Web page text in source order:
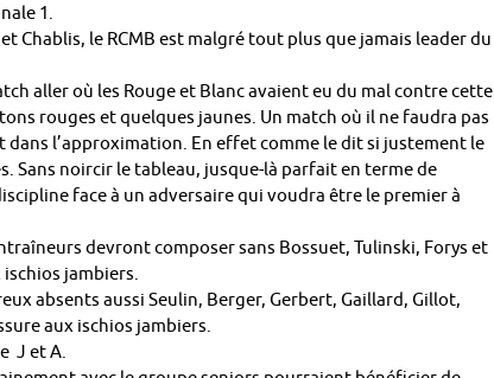
1.
Chablis, le RCMB est malgré tout plus que jamais leader du
aller où les Rouge et Blanc avaient eu du mal contre cette
rouges et quelques jaunes. Un match où il ne faudra pas
l’approximation. En effet comme le dit si justement le
Sans noircir le tableau, jusque-là parfait en terme de
face à un adversaire qui voudra être le premier à
devront composer sans Bossuet, Tulinski, Forys et
jambiers.
absents aussi Seulin, Berger, Gerbert, Gaillard, Gillot,
aux ischios jambiers.
J et A.